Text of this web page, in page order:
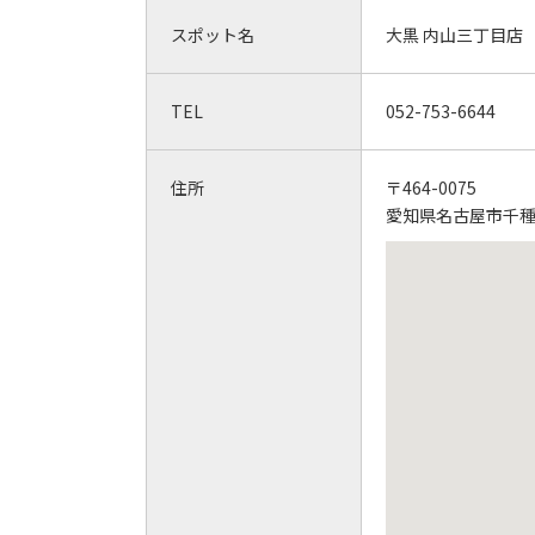
スポット名 大黒 内山三丁目店
TEL 052-753-6644
住所
〒464-0075
愛知県名古屋市千